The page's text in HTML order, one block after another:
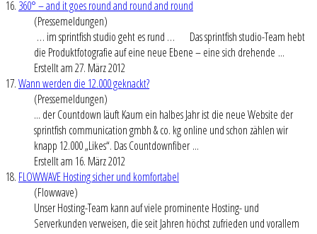
16. 360° – and it goes round and round and round
(Pressemeldungen)
… im sprintfish studio geht es rund … Das sprintfish studio-Team hebt
die Produktfotografie auf eine neue Ebene – eine sich drehende ...
Erstellt am 27. März 2012
17.Wann werden die 12.000 geknackt?
(Pressemeldungen)
... der Countdown läuft Kaum ein halbes Jahr ist die neue Website der
sprintfish communication gmbh & co. kg online und schon zählen wir
knapp 12.000 „Likes“. Das Countdownfiber ...
Erstellt am 16. März 2012
18. FLOWWAVE Hosting sicher und komfortabel
(Flowwave)
Unser Hosting-Team kann auf viele prominente Hosting- und
Serverkunden verweisen, die seit Jahren höchst zufrieden und vorallem